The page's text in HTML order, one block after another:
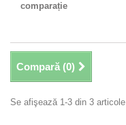
comparație
Compară (0)
Se afişează 1-3 din 3 articole